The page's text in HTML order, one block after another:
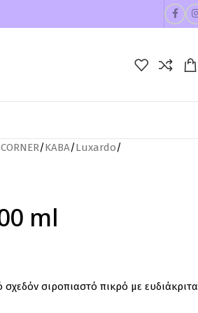
/ΚΑΒΑ/Luxardo/
ml
σιροπιαστό πικρό με ευδιάκριτα